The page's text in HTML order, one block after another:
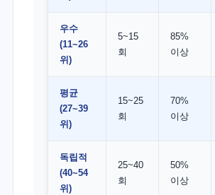
우수
(11~26
위)
5~15
회
85%
이상
평균
(27~39
위)
15~25
회
70%
이상
독립적
(40~54
위)
25~40
회
50%
이상